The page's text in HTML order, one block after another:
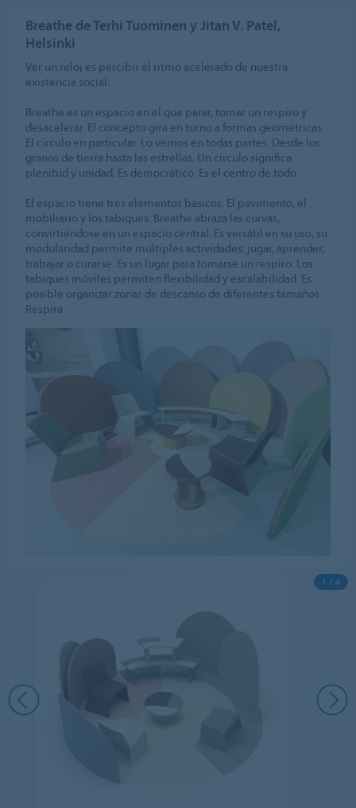
Breathe de Terhi Tuominen y Jitan V. Patel,
Helsinki
Ver un reloj es percibir el ritmo acelerado de nuestra
existencia social.
Breathe es un espacio en el que parar, tomar un respiro y
desacelerar. El concepto gira en torno a formas geométricas.
El círculo en particular. Lo vemos en todas partes. Desde los
granos de tierra hasta las estrellas. Un círculo significa
plenitud y unidad. Es democrático. Es el centro de todo.
El espacio tiene tres elementos básicos. El pavimento, el
mobiliario y los tabiques. Breathe abraza las curvas,
convirtiéndose en un espacio central. Es versátil en su uso, su
modularidad permite múltiples actividades: jugar, aprender,
trabajar o curarse. Es un lugar para tomarse un respiro. Los
tabiques móviles permiten flexibilidad y escalabilidad. Es
posible organizar zonas de descanso de diferentes tamaños.
Respira.
1 / 4